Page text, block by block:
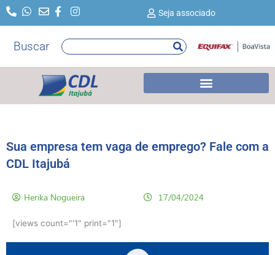
para
conteúdo
Seja associado
Buscar Pesquisar
Sua empresa tem vaga de emprego? Fale com a
CDL Itajubá
Herika Nogueira
[views count="'1" print="1"]
17/04/2024